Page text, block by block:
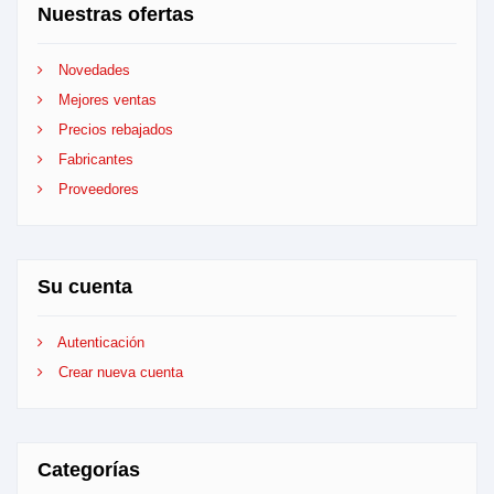
Nuestras ofertas
Novedades
Mejores ventas
Precios rebajados
Fabricantes
Proveedores
Su cuenta
Autenticación
Crear nueva cuenta
Categorías